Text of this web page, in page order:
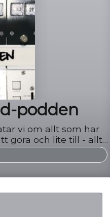
podden
vi om allt som har
göra och lite till - allt
till mikrofonval,
liveljud.